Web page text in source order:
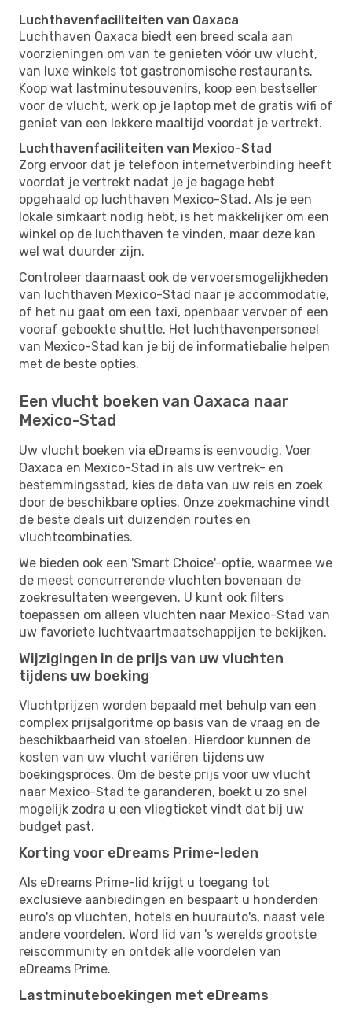
Luchthavenfaciliteiten van Oaxaca
Luchthaven Oaxaca biedt een breed scala aan
voorzieningen om van te genieten vóór uw vlucht,
van luxe winkels tot gastronomische restaurants.
Koop wat lastminutesouvenirs, koop een bestseller
voor de vlucht, werk op je laptop met de gratis wifi of
geniet van een lekkere maaltijd voordat je vertrekt.
Luchthavenfaciliteiten van Mexico-Stad
Zorg ervoor dat je telefoon internetverbinding heeft
voordat je vertrekt nadat je je bagage hebt
opgehaald op luchthaven Mexico-Stad. Als je een
lokale simkaart nodig hebt, is het makkelijker om een ​​
winkel op de luchthaven te vinden, maar deze kan
wel wat duurder zijn.
Controleer daarnaast ook de vervoersmogelijkheden
van luchthaven Mexico-Stad naar je accommodatie,
of het nu gaat om een ​​taxi, openbaar vervoer of een
vooraf geboekte shuttle. Het luchthavenpersoneel
van Mexico-Stad kan je bij de informatiebalie helpen
met de beste opties.
Een vlucht boeken van Oaxaca naar
Mexico-Stad
Uw vlucht boeken via eDreams is eenvoudig. Voer
Oaxaca en Mexico-Stad in als uw vertrek- en
bestemmingsstad, kies de data van uw reis en zoek
door de beschikbare opties. Onze zoekmachine vindt
de beste deals uit duizenden routes en
vluchtcombinaties.
We bieden ook een 'Smart Choice'-optie, waarmee we
de meest concurrerende vluchten bovenaan de
zoekresultaten weergeven. U kunt ook filters
toepassen om alleen vluchten naar Mexico-Stad van
uw favoriete luchtvaartmaatschappijen te bekijken.
Wijzigingen in de prijs van uw vluchten
tijdens uw boeking
Vluchtprijzen worden bepaald met behulp van een
complex prijsalgoritme op basis van de vraag en de
beschikbaarheid van stoelen. Hierdoor kunnen de
kosten van uw vlucht variëren tijdens uw
boekingsproces. Om de beste prijs voor uw vlucht
naar Mexico-Stad te garanderen, boekt u zo snel
mogelijk zodra u een vliegticket vindt dat bij uw
budget past.
Korting voor eDreams Prime-leden
Als eDreams Prime-lid krijgt u toegang tot
exclusieve aanbiedingen en bespaart u honderden
euro's op vluchten, hotels en huurauto's, naast vele
andere voordelen. Word lid van 's werelds grootste
reiscommunity en ontdek alle voordelen van
eDreams Prime.
Lastminuteboekingen met eDreams